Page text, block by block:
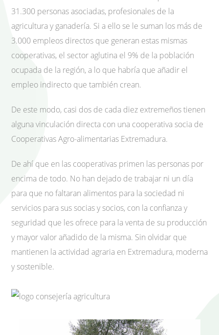
31.300 personas asociadas, profesionales de la
agricultura y ganadería. Si a ello se le suman los más de
3.000 empleos directos que generan estas mismas
cooperativas, el sector aglutina el 9% de la población
ocupada de la región, a lo que habría que añadir el
empleo indirecto que también crean.
De este modo, casi dos de cada diez extremeños tienen
alguna vinculación directa con una cooperativa socia de
Cooperativas Agro-alimentarias Extremadura.
De ahí que en las cooperativas primen las personas por
encima de todo. No han dejado de trabajar ni un día
para que no faltaran alimentos para la sociedad ni
servicios para sus socias y socios, con la confianza y
seguridad que les ofrece para la venta de su producción
y mayor valor añadido de la misma. Sin olvidar que
mantienen la actividad agraria en Extremadura, moderna
y sostenible.